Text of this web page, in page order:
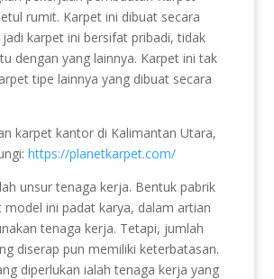
rumit. Karpet ini dibuat secara
karpet ini bersifat pribadi, tidak
dengan yang lainnya. Karpet ini tak
tipe lainnya yang dibuat secara
karpet kantor di Kalimantan Utara,
https://planetkarpet.com/
unsur tenaga kerja. Bentuk pabrik
ini padat karya, dalam artian
tenaga kerja. Tetapi, jumlah
diserap pun memiliki keterbatasan.
diperlukan ialah tenaga kerja yang